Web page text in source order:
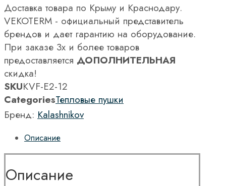
Доставка товара по Крыму и Краснодару.
VEKOTERM - официальный представитель
брендов и дает гарантию на оборудование.
При заказе 3х и более товаров
предоставляется ДОПОЛНИТЕЛЬНАЯ
скидка!
SKUKVF-E2-12
CategoriesТепловые пушки
Бренд: Kalashnikov
Описание
Описание